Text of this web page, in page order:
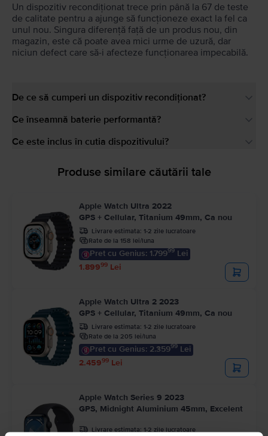
Un dispozitiv recondiționat trece prin până la 67 de teste
de calitate pentru a ajunge să funcționeze exact la fel ca
unul nou. Singura diferență față de un produs nou, din
magazin, este că poate avea mici urme de uzură, dar
niciun defect care să-i afecteze funcționarea impecabilă.
De ce să cumperi un dispozitiv recondiționat?
Ce înseamnă baterie performantă?
Ce este inclus în cutia dispozitivului?
Produse similare căutării tale
Apple Watch Ultra 2022
GPS + Cellular, Titanium 49mm, Ca nou
Livrare estimata: 1-2 zile lucratoare
Rate de la 158 lei/luna
Pret cu Genius: 1.79999 Lei
1.89999 Lei
Apple Watch Ultra 2 2023
GPS + Cellular, Titanium 49mm, Ca nou
Livrare estimata: 1-2 zile lucratoare
Rate de la 205 lei/luna
Pret cu Genius: 2.35999 Lei
2.45999 Lei
Apple Watch Series 9 2023
GPS, Midnight Aluminium 45mm, Excelent
Livrare estimata: 1-2 zile lucratoare